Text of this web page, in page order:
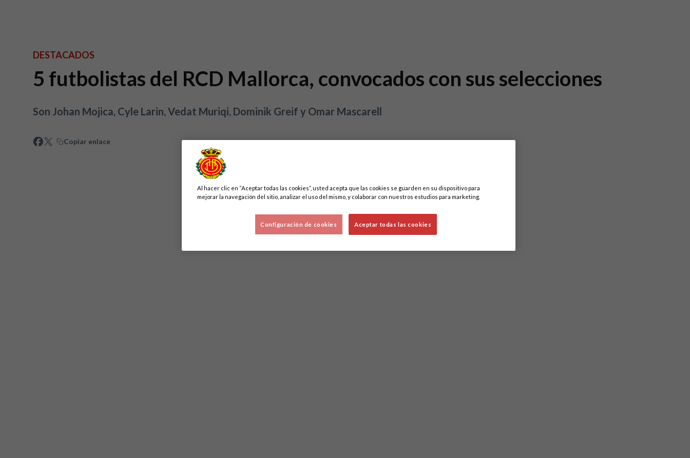
DESTACADOS
5 futbolistas del RCD Mallorca, convocados con sus selecciones
Son Johan Mojica, Cyle Larin, Vedat Muriqi, Dominik Greif y Omar Mascarell
Copiar enlace
Al hacer clic en “Aceptar todas las cookies”, usted acepta que las cookies se guarden en su dispositivo para
mejorar la navegación del sitio, analizar el uso del mismo, y colaborar con nuestros estudios para marketing.
Aceptar todas las cookies
Configuración de cookies